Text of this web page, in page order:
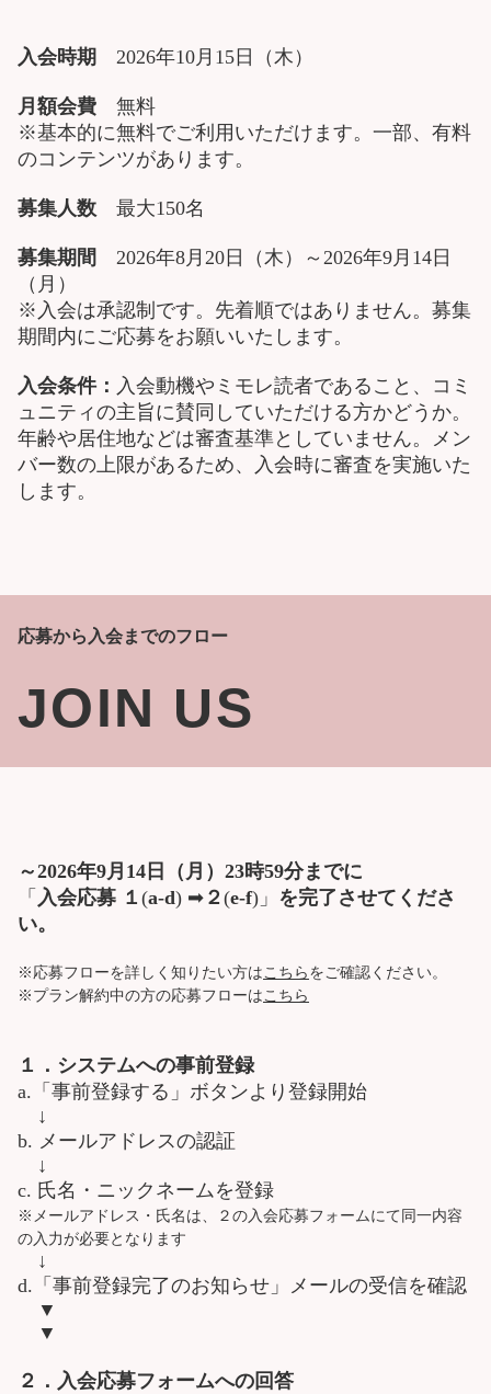
入会時期 2026年10月15日（木）
月額会費 無料
※基本的に無料でご利用いただけます。一部、有料
のコンテンツがあります。
募集人数 最大150名
募集期間 2026年8月20日（木）～2026年9月14日
（月）
※入会は承認制です。先着順ではありません。募集
期間内にご応募をお願いいたします。
入会条件： 入会動機やミモレ読者であること、コミ
ュニティの主旨に賛同していただける方かどうか。
年齢や居住地などは審査基準としていません。メン
バー数の上限があるため、入会時に審査を実施いた
します。
応募から入会までのフロー
JOIN US
～2026年9月14日（月）23時59分までに
「 入会応募 １ (a-d) ➡ ２(e-f)」 を完了させてくださ
い。
※応募フローを詳しく知りたい方はこちらをご確認ください。
※プラン解約中の方の応募フローはこちら
１．システムへの事前登録
a.「事前登録する」ボタンより登録開始
↓
b. メールアドレスの認証
↓
c. 氏名・ニックネームを登録
※メールアドレス・氏名は、２の入会応募フォームにて同一内容
の入力が必要となります
↓
d.「事前登録完了のお知らせ」メールの受信を確認
▼
▼
２．入会応募フォームへの回答